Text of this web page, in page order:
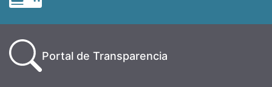
Portal de Transparencia